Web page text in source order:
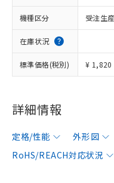
機種区分 受注生
在庫状況
標準価格(税別) ¥ 1,820
詳細情報
定格/性能 外形図
RoHS/REACH対応状況